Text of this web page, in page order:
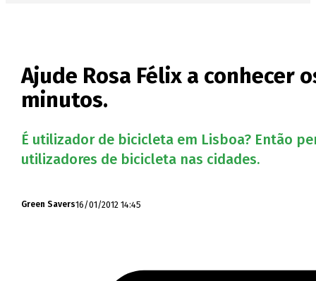
Ajude Rosa Félix a conhecer
minutos.
É utilizador de bicicleta em Lisboa? Então
utilizadores de bicicleta nas cidades.
Green Savers16/01/2012 14:45